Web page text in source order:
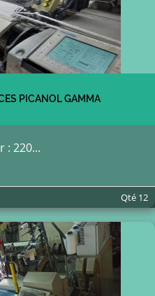
PICANOL GAMMA
: 220...
Qté 12